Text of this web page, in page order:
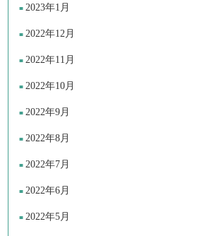
2023年1月
2022年12月
2022年11月
2022年10月
2022年9月
2022年8月
2022年7月
2022年6月
2022年5月